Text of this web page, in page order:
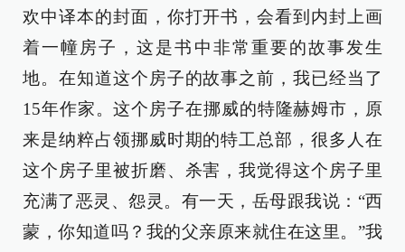
欢中译本的封面，你打开书，会看到内封上画
着一幢房子，这是书中非常重要的故事发生
地。在知道这个房子的故事之前，我已经当了
15年作家。这个房子在挪威的特隆赫姆市，原
来是纳粹占领挪威时期的特工总部，很多人在
这个房子里被折磨、杀害，我觉得这个房子里
充满了恶灵、怨灵。有一天，岳母跟我说：“西
蒙，你知道吗？我的父亲原来就住在这里。”我